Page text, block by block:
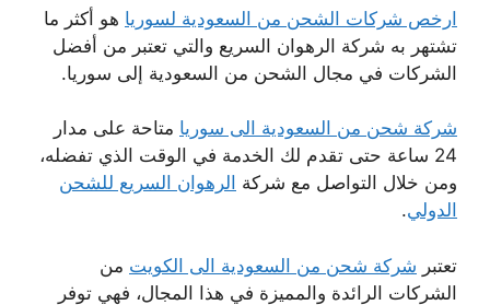
ارخص شركات الشحن من السعودية لسوريا هو أكثر ما
تشتهر به شركة الرهوان السريع والتي تعتبر من أفضل
الشركات في مجال الشحن من السعودية إلى سوريا.
شركة شحن من السعودية الى سوريا متاحة على مدار
24 ساعة حتى تقدم لك الخدمة في الوقت الذي تفضله،
ومن خلال التواصل مع شركة الرهوان السريع للشحن
الدولي.
تعتبر شركة شحن من السعودية الى الكويت من
الشركات الرائدة والمميزة في هذا المجال، فهي توفر